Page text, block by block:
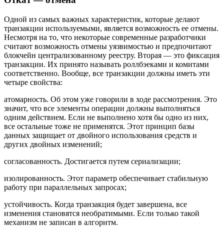
Одной из самых важных характеристик, которые делают
транзакции используемыми, является возможность ее отмены.
Несмотря на то, что некоторые современные разработчики
считают возможность отмены уязвимостью и предпочитают
блокчейн централизованному реестру. Вторая — это фиксация
транзакции. Их принято называть роллбэеками и комитами
соответственно. Вообще, все транзакции должны иметь эти
четыре свойства:
атомарность. Об этом уже говорили в ходе рассмотрения. Это
значит, что все элементы операции должны выполняться
одним действием. Если не выполнено хотя бы одно из них,
все остальные тоже не применятся. Этот принцип базы
данных защищает от двойного использования средств и
других двойных изменений;
согласованность. Достигается путем сериализации;
изолированность. Этот параметр обеспечивает стабильную
работу при параллельных запросах;
устойчивость. Когда транзакция будет завершена, все
изменения становятся необратимыми. Если только такой
механизм не записан в алгоритм.